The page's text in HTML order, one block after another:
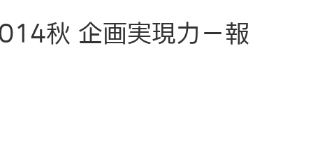
秋 企画実現力－報